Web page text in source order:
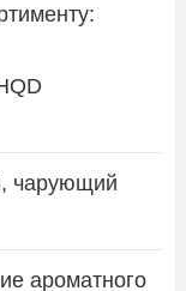
чарующий
ароматного